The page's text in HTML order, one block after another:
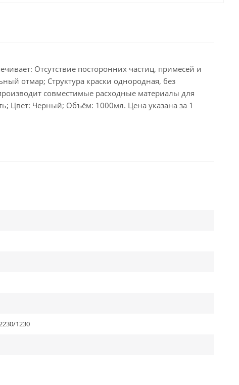
Отсутствие посторонних частиц, примесей и
отмар; Структура краски однородная, без
совместимые расходные материалы для
Цвет: Черный; Объём: 1000мл. Цена указана за 1
1230